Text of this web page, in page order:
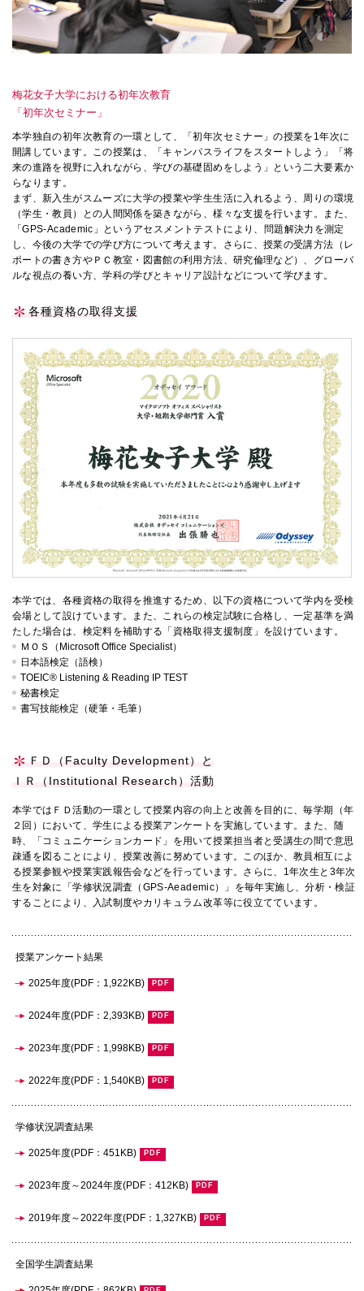
お問い合わせ 交通アクセス サイトマップ English
梅花女子大学における初年次教育
「初年次セミナー」
本学独自の初年次教育の一環として、「初年次セミナー」の授業を1年次に
開講しています。この授業は、「キャンパスライフをスタートしよう」「将
来の進路を視野に入れながら、学びの基礎固めをしよう」という二大要素か
らなります。
まず、新入生がスムーズに大学の授業や学生生活に入れるよう、周りの環境
（学生・教員）との人間関係を築きながら、様々な支援を行います。また、
「GPS-Academic」というアセスメントテストにより、問題解決力を測定
し、今後の大学での学び方について考えます。さらに、授業の受講方法（レ
ポートの書き方やＰＣ教室・図書館の利用方法、研究倫理など）、グローバ
ルな視点の養い方、学科の学びとキャリア設計などについて学びます。
各種資格の取得支援
本学では、各種資格の取得を推進するため、以下の資格について学内を受検
会場として設けています。また、これらの検定試験に合格し、一定基準を満
たした場合は、検定料を補助する「資格取得支援制度」を設けています。
ＭＯＳ（Microsoft Office Specialist）
日本語検定（語検）
TOEIC® Listening & Reading IP TEST
秘書検定
書写技能検定（硬筆・毛筆）
ＦＤ（Faculty Development）と
ＩＲ（Institutional Research）活動
本学ではＦＤ活動の一環として授業内容の向上と改善を目的に、毎学期（年
２回）において、学生による授業アンケートを実施しています。また、随
時、「コミュニケーションカード」を用いて授業担当者と受講生の間で意思
疎通を図ることにより、授業改善に努めています。このほか、教員相互によ
る授業参観や授業実践報告会などを行っています。さらに、1年次生と3年次
生を対象に「学修状況調査（GPS-Aeademic）」を毎年実施し、分析・検証
することにより、入試制度やカリキュラム改革等に役立てています。
授業アンケート結果
2025年度(PDF：1,922KB)
2024年度(PDF：2,393KB)
2023年度(PDF：1,998KB)
2022年度(PDF：1,540KB)
学修状況調査結果
2025年度(PDF：451KB)
2023年度～2024年度(PDF：412KB)
2019年度～2022年度(PDF：1,327KB)
全国学生調査結果